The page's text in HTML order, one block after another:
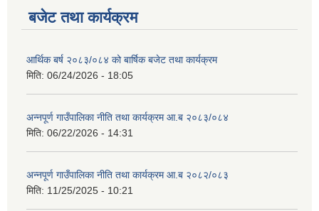
बजेट तथा कार्यक्रम
आर्थिक बर्ष २०८३/०८४ को बार्षिक बजेट तथा कार्यक्रम
मिति: 06/24/2026 - 18:05
अन्नपूर्ण गाउँपालिका नीति तथा कार्यक्रम आ.ब २०८३/०८४
मिति: 06/22/2026 - 14:31
अन्नपूर्ण गाउँपालिका नीति तथा कार्यक्रम आ.ब २०८२/०८३
मिति: 11/25/2025 - 10:21